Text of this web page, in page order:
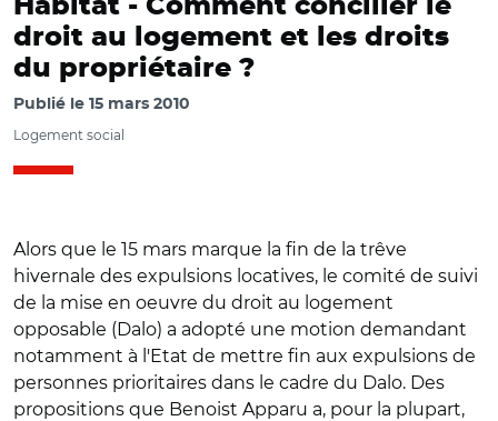
Habitat - Comment concilier le
droit au logement et les droits
du propriétaire ?
Publié le 15 mars 2010
Logement social
Alors que le 15 mars marque la fin de la trêve
hivernale des expulsions locatives, le comité de suivi
de la mise en oeuvre du droit au logement
opposable (Dalo) a adopté une motion demandant
notamment à l'Etat de mettre fin aux expulsions de
personnes prioritaires dans le cadre du Dalo. Des
propositions que Benoist Apparu a, pour la plupart,